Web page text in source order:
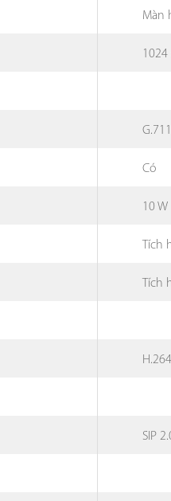
Màn
1024
G.711
Có
10 W
Tích
Tích
H.264
SIP